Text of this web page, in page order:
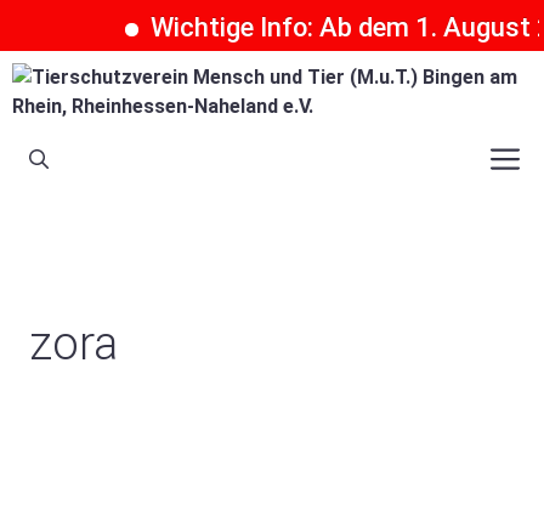
Wichtige Info: Ab dem 1. August
Zum
Inhalt
springen
zora